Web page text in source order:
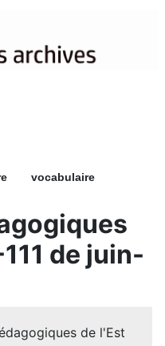
vocabulaire
de juin-
de l'Est